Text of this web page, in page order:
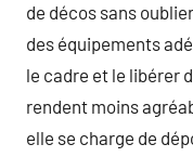
de décos sans
des équipements
le cadre et le libérer
rendent moins
elle se charge de